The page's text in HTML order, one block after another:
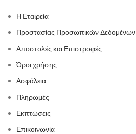
Η Εταιρεία
Προστασίας Προσωπικών Δεδομένων
Αποστολές και Επιστροφές
Όροι χρήσης
Ασφάλεια
Πληρωμές
Εκπτώσεις
Επικοινωνία